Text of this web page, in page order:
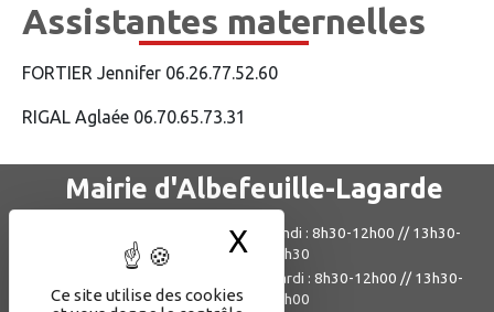
Ce site utilise des cookies
X Masquer le
Assistantes maternelles
FORTIER Jennifer 06.26.77.52.60
RIGAL Aglaée 06.70.65.73.31
Mairie d'Albefeuille-Lagarde
244, rue Paul-Roussel
82290 Albefeuille-Lagarde
mairie@albefeuille-lagarde.fr
Lundi : 8h30-12h00 // 13h30-
17h30
Mardi : 8h30-12h00 // 13h30-
18h00